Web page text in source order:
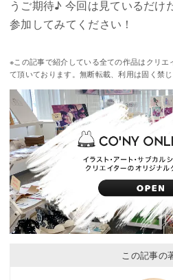
うご期待♪ 今回は見ているだけ
参加してみてください！
※この記事で紹介している全ての作品はクリ
て頂いております。無断転載、利用は固く禁じ
この記事の